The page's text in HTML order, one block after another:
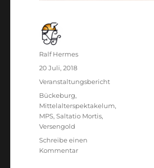
Autor
Ralf Hermes
Veröffentlicht
20 Juli, 2018
Kategorien
Veranstaltungsbericht
Schlagwörter
Bückeburg,
Mittelalterspektakelum,
MPS,Saltatio Mortis,
Versengold
Schreibe einen
Kommentarzu